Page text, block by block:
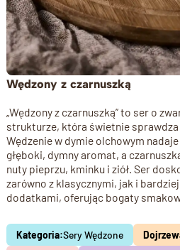
Wędzony z czarnuszką
„Wędzony z czarnuszką” to ser o
strukturze, która świetnie
Wędzenie w dymie olchowym
głęboki, dymny aromat, a
nuty pieprzu, kminku i ziół. Ser
zarówno z klasycznymi, jak i
dodatkami, oferując bogaty
Kategoria:Sery Wędzone